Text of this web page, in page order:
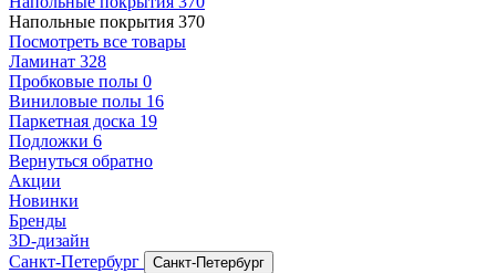
Напольные покрытия 370
Посмотреть все товары
Ламинат 328
Пробковые полы 0
Виниловые полы 16
Паркетная доска 19
Подложки 6
Вернуться обратно
Акции
Новинки
Бренды
3D-дизайн
Санкт-Петербург
Санкт-Петербург